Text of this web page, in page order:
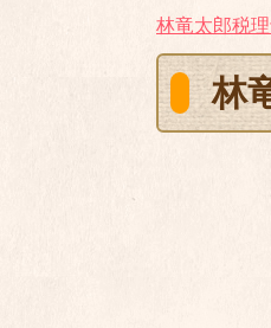
林竜太郎税
林